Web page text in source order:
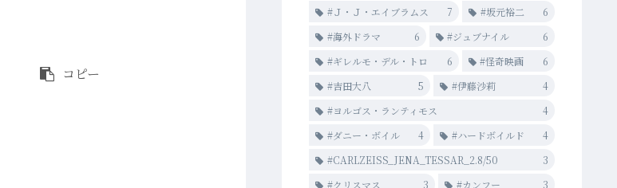
コピー
#Ｊ・Ｊ・エイブラムス
7 #坂元裕二
6
#海外ドラマ
6 #ジュブナイル
6
#ギレルモ・デル・トロ
6 #怪奇映画
6
#吉田大八
5 #伊藤沙莉
4
#ヨルゴス・ランティモス
4
#ダニー・ボイル
4 #ハードボイルド
4
#CARLZEISS_JENA_TESSAR_2.8/50
3
#クリスマス
3 #カンフー
3